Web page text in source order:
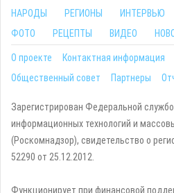
НАРОДЫ РЕГИОНЫ ИНТЕРВЬЮ
ФОТО
РЕЦЕПТЫ ВИДЕО
О проекте Контактная информация
Общественный совет
Партнеры
Зарегистрирован Федеральной
информационных технологий и
(Роскомнадзор), свидетельство о
52290 от 25.12.2012.
Функционирует при финансовой